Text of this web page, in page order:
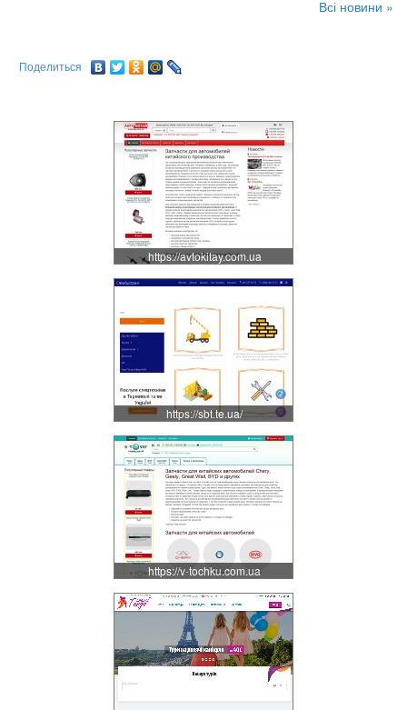
Всі новини »
Поделиться
https://avtokitay.com.ua
https://sbt.te.ua/
https://v-tochku.com.ua